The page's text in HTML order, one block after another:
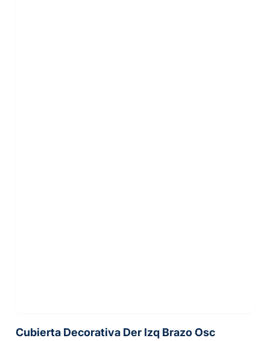
Cubierta Decorativa Der Izq Brazo Osc